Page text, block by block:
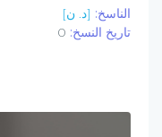
الناسخ: [د. ن]
تاريخ النسخ: